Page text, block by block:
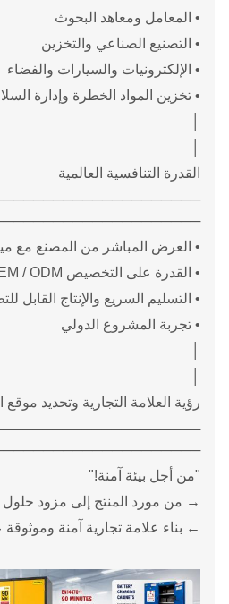
• المعامل ومعاهد البحوث
• التصنيع الصناعي والتخزين
• الإلكترونيات والسيارات والفضاء
• تخزين المواد الخطرة وإدارة
القدرة التنافسية العالمية
• العرض المباشر من المصنع مع
• القدرة على التخصيص OEM / ODM
• التسليم السريع والإنتاج القابل
• تجربة المشروع الدولي
رؤية العلامة التجارية وتحديد موقع
"من أجل بيئة آمنة!"
→ من مورد المنتج إلى مزود حلول
← بناء علامة تجارية آمنة وموثوقة